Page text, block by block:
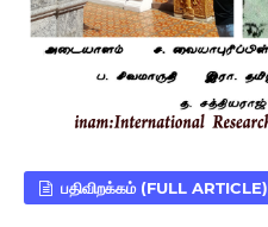
பதிவிறக்கம் (FULL ARTICLE)